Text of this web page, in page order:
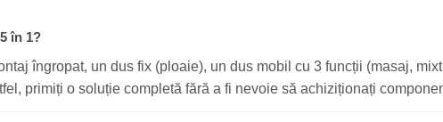
în 1?
îngropat, un dus fix (ploaie), un dus mobil cu 3 funcții (masaj,
primiți o soluție completă fără a fi nevoie să achiziționați